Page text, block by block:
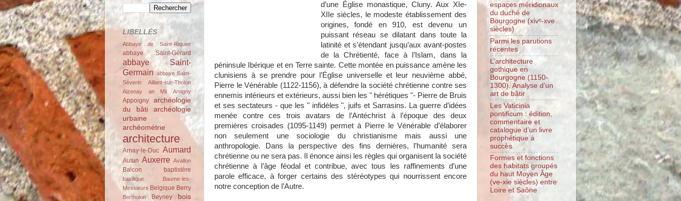
d’une Église monastique, Cluny. Aux XIe-
XIIe siècles, le modeste établissement des
origines, fondé en 910, est devenu un
puissant réseau se dilatant dans toute la
latinité et s’étendant jusqu’aux avant-postes
de la Chrétienté, face à l’Islam, dans la
péninsule Ibérique et en Terre sainte. Cette montée en puissance amène les
clunisiens à se prendre pour l’Église universelle et leur neuvième abbé,
Pierre le Vénérable (1122-1156), à défendre la société chrétienne contre ses
ennemis intérieurs et extérieurs, aussi bien les " hérétiques "- Pierre de Bruis
et ses sectateurs - que les " infidèles ", juifs et Sarrasins. La guerre d’idées
menée contre ces trois avatars de l’Antéchrist à l’époque des deux
premières croisades (1095-1149) permet à Pierre le Vénérable d’élaborer
non seulement une sociologie du christianisme mais aussi une
anthropologie. Dans la perspective des fins dernières, l’humanité sera
chrétienne ou ne sera pas. Il énonce ainsi les règles qui organisent la société
chrétienne à l’âge féodal et contribue, avec tous les raffinements d’une
parole efficace, à forger certains des stéréotypes qui nourrissent encore
notre conception de l’Autre.
LIBELLÉS
Abbaye de Saint-Riquier
abbaye Saint-Gérard
abbaye Saint-
Germain abbaye Saint-
Séverin
Aillant-sur-Tholon
Aizenay
an Mil Antigny
Appoigny
archéologie
du bâti
archéologie
urbaine
archéométrie
architecture
Arnay-le-Duc Aumard
Autun Auxerre Avallon
Balcon baptistère
basilique
Baume-les-
Messieurs Belgique Berry
Bertholon Beyney bois
espaces méridionaux
du duché de
Bourgogne (xivᵉ-xve
siècles)
Parmi les parutions
récentes
L’architecture
gothique en
Bourgogne (1150-
1300). Analyse d’un
art de bâtir
Les Vaticinia
pontificum : édition,
commentaire et
catalogue d’un livre
prophétique à
succès
Formes et fonctions
des habitats groupés
du haut Moyen Âge
(ve-xie siècles) entre
Loire et Saône